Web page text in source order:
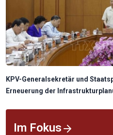
KPV-Generalsekretär und
Erneuerung der
Im Fokus